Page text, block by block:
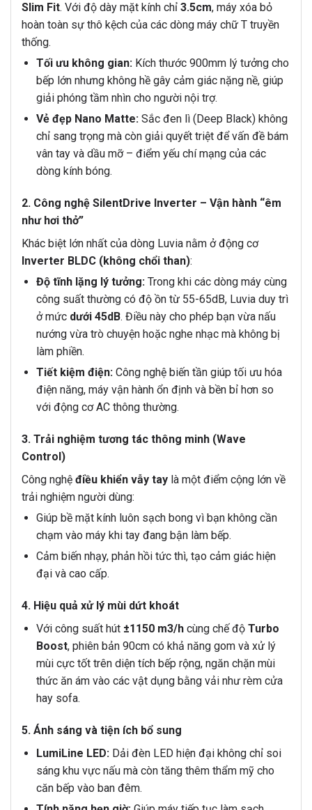
Slim Fit. Với độ dày mặt kính chỉ 3.5cm, máy xóa bỏ
hoàn toàn sự thô kệch của các dòng máy chữ T truyền
thống.
Tối ưu không gian:Kích thước 900mm lý tưởng cho
bếp lớn nhưng không hề gây cảm giác nặng nề, giúp
giải phóng tầm nhìn cho người nội trợ.
Vẻ đẹp Nano Matte:Sắc đen lì (Deep Black) không
chỉ sang trọng mà còn giải quyết triệt để vấn đề bám
vân tay và dầu mỡ – điểm yếu chí mạng của các
dòng kính bóng.
2. Công nghệ SilentDrive Inverter – Vận hành “êm
như hơi thở”
Khác biệt lớn nhất của dòng Luvia nằm ở động cơ
Inverter BLDC (không chổi than):
Độ tĩnh lặng lý tưởng:Trong khi các dòng máy cùng
công suất thường có độ ồn từ 55-65dB, Luvia duy trì
ở mức dưới 45dB. Điều này cho phép bạn vừa nấu
nướng vừa trò chuyện hoặc nghe nhạc mà không bị
làm phiền.
Tiết kiệm điện:Công nghệ biến tần giúp tối ưu hóa
điện năng, máy vận hành ổn định và bền bỉ hơn so
với động cơ AC thông thường.
3. Trải nghiệm tương tác thông minh (Wave
Control)
Công nghệ điều khiển vẫy tay là một điểm cộng lớn về
trải nghiệm người dùng:
Giúp bề mặt kính luôn sạch bong vì bạn không cần
chạm vào máy khi tay đang bận làm bếp.
Cảm biến nhạy, phản hồi tức thì, tạo cảm giác hiện
đại và cao cấp.
4. Hiệu quả xử lý mùi dứt khoát
Với công suất hút ±1150 m3/hcùng chế độ Turbo
Boost, phiên bản 90cm có khả năng gom và xử lý
mùi cực tốt trên diện tích bếp rộng, ngăn chặn mùi
thức ăn ám vào các vật dụng bằng vải như rèm cửa
hay sofa.
5. Ánh sáng và tiện ích bổ sung
LumiLine LED:Dải đèn LED hiện đại không chỉ soi
sáng khu vực nấu mà còn tăng thêm thẩm mỹ cho
căn bếp vào ban đêm.